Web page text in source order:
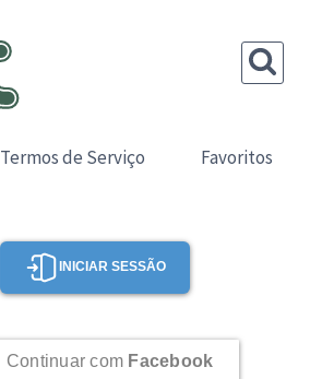
Termos de Serviço Favoritos
INICIAR SESSÃO
Continuar com Facebook